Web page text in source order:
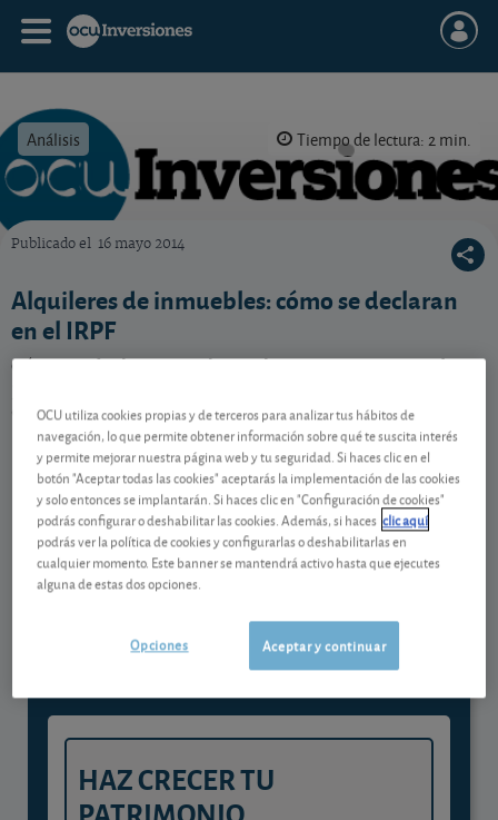
Análisis Tiempo de lectura: 2 min.
Publicado el 16 mayo 2014
Alquileres de inmuebles: cómo se declaran
en el IRPF
Cómo se declaran en el IRPF los ingresos que recibo
deducirme.
Contenido reservado a SOCIOS
Gestiona tu dinero con visión
experta
y consigue que cada euro trabaje
para ti
HAZ CRECER TU
OCU utiliza cookies propias y de terceros para analizar tus hábitos de
navegación, lo que permite obtener información sobre qué te suscita interés
y permite mejorar nuestra página web y tu seguridad. Si haces clic en el
botón "Aceptar todas las cookies" aceptarás la implementación de las cookies
y solo entonces se implantarán. Si haces clic en "Configuración de cookies"
podrás configurar o deshabilitar las cookies. Además, si haces clic aquí
podrás ver la política de cookies y configurarlas o deshabilitarlas en
cualquier momento. Este banner se mantendrá activo hasta que ejecutes
alguna de estas dos opciones.
Aceptar y continuar
Opciones